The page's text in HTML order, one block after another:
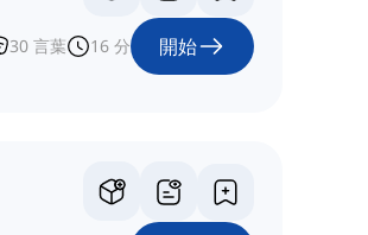
30 言葉 16 分 開始